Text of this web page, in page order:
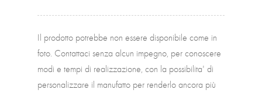
Il prodotto potrebbe non essere disponibile come in
foto. Contattaci senza alcun impegno, per conoscere
modi e tempi di realizzazione, con la possibilita' di
personalizzare il manufatto per renderlo ancora più